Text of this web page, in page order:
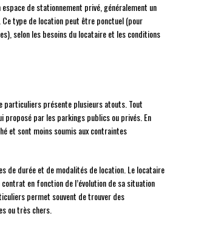
de stationnement privé, généralement un
type de location peut être ponctuel (pour
selon les besoins du locataire et les conditions
particuliers présente plusieurs atouts. Tout
proposé par les parkings publics ou privés. En
et sont moins soumis aux contraintes
de durée et de modalités de location. Le locataire
en fonction de l’évolution de sa situation
permet souvent de trouver des
ou très chers.